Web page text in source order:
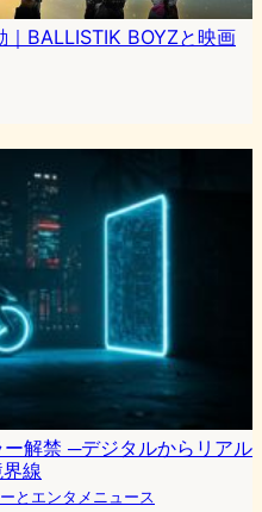
BALLISTIK BOYZと映画
ー解禁 ─デジタルからリアル
線
とエンタメニュース